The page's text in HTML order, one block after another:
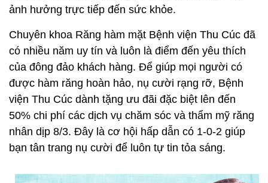
ảnh hưởng trực tiếp đến sức khỏe.
Chuyên khoa Răng hàm mặt Bệnh viện Thu Cúc đã
có nhiều năm uy tín và luôn là điểm đến yêu thích
của đông đảo khách hàng. Để giúp mọi người có
được hàm răng hoàn hảo, nụ cười rạng rỡ, Bệnh
viện Thu Cúc dành tặng ưu đãi đặc biệt lên đến
50% chi phí các dịch vụ chăm sóc và thẩm mỹ răng
nhân dịp 8/3. Đây là cơ hội hấp dẫn có 1-0-2 giúp
bạn tân trang nụ cười để luôn tự tin tỏa sáng.